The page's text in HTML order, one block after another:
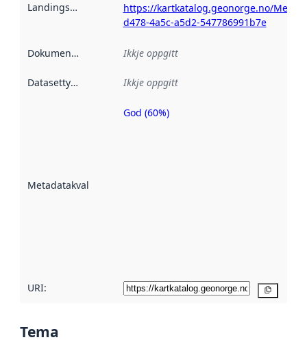
Landingsside
https://kartkatalog.geonorge.no/
d478-4a5c-a5d2-547786991b7e
Dokumentasjon Ikkje oppgitt
Datasettype Ikkje oppgitt
Metadatakvalitet
Metadatakvalitet
God (60%)
URI:
Tema